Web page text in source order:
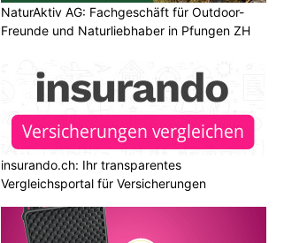
NaturAktiv AG: Fachgeschäft für Outdoor-
Freunde und Naturliebhaber in Pfungen ZH
insurando.ch: Ihr transparentes
Vergleichsportal für Versicherungen